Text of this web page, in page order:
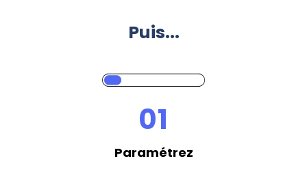
Puis...
01
Paramétrez